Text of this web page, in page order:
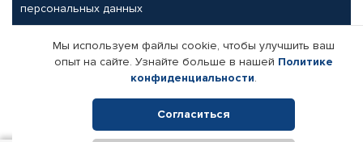
персональных данных
Партнерам
Корпоративным клиентам
Поставщикам
Реквизиты компании
Мы используем файлы cookie, чтобы улучшить ваш
опыт на сайте. Узнайте больше в нашей Политике
конфиденциальности.
Согласиться